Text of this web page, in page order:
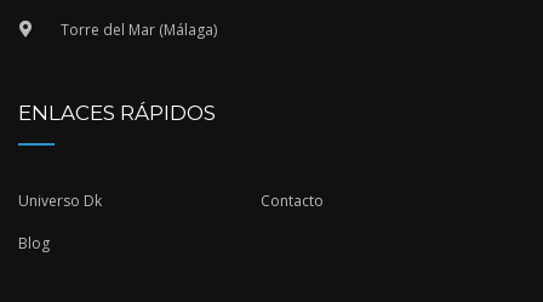
Torre del Mar (Málaga)
ENLACES RÁPIDOS
Universo Dk Contacto
Blog